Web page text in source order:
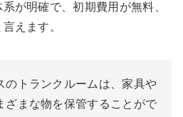
が明確で、初期費用が無料、
えます。
のトランクルームは、家具や
ざまな物を保管することがで